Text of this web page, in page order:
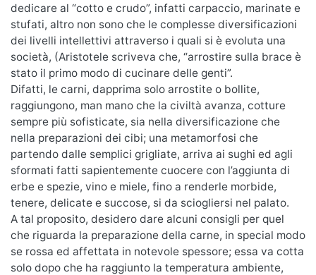
dedicare al “cotto e crudo”, infatti carpaccio, marinate e
stufati, altro non sono che le complesse diversificazioni
dei livelli intellettivi attraverso i quali si è evoluta una
società, (Aristotele scriveva che, “arrostire sulla brace è
stato il primo modo di cucinare delle genti”.
Difatti, le carni, dapprima solo arrostite o bollite,
raggiungono, man mano che la civiltà avanza, cotture
sempre più sofisticate, sia nella diversificazione che
nella preparazioni dei cibi; una metamorfosi che
partendo dalle semplici grigliate, arriva ai sughi ed agli
sformati fatti sapientemente cuocere con l’aggiunta di
erbe e spezie, vino e miele, fino a renderle morbide,
tenere, delicate e succose, si da sciogliersi nel palato.
A tal proposito, desidero dare alcuni consigli per quel
che riguarda la preparazione della carne, in special modo
se rossa ed affettata in notevole spessore; essa va cotta
solo dopo che ha raggiunto la temperatura ambiente,